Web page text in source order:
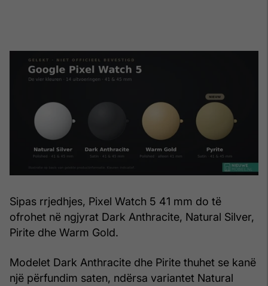
Sipas rrjedhjes, Pixel Watch 5 41 mm do të
ofrohet në ngjyrat Dark Anthracite, Natural Silver,
Pirite dhe Warm Gold.
Modelet Dark Anthracite dhe Pirite thuhet se kanë
një përfundim saten, ndërsa variantet Natural